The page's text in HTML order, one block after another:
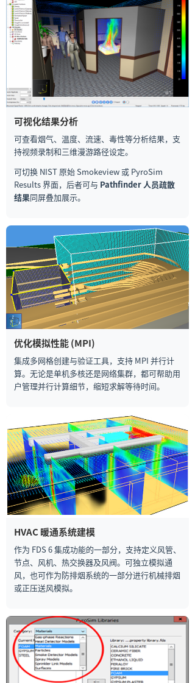
可视化结果分析
可查看烟气、温度、流速、毒性等分析结果，支
持视频录制和三维漫游路径设定。
可切换 NIST 原始 Smokeview 或 PyroSim
Results 界面，后者可与 Pathfinder 人员疏散
结果同屏叠加展示。
优化模拟性能 (MPI)
集成多网格创建与验证工具，支持 MPI 并行计
算。无论是单机多核还是网络集群，都可帮助用
户管理并行计算细节，缩短求解等待时间。
HVAC 暖通系统建模
作为 FDS 6 集成功能的一部分，支持定义风管、
节点、风机、热交换器及风阀。可独立模拟通
风，也可作为防排烟系统的一部分进行机械排烟
或正压送风模拟。